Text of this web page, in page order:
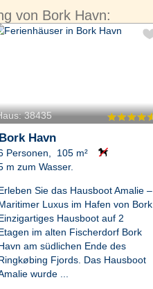
von Bork Havn:
38435
Bork Havn
Personen, 105 m²
m zum Wasser.
Sie das Hausboot Amalie –
Luxus im Hafen von Bork
Hausboot auf 2
im alten Fischerdorf Bork
am südlichen Ende des
Fjords. Das Hausboot
wurde ...